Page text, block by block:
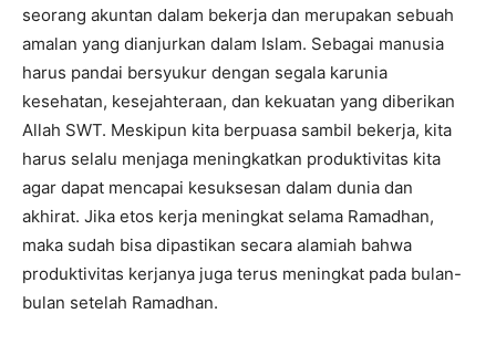
seorang akuntan dalam bekerja dan merupakan sebuah
amalan yang dianjurkan dalam Islam. Sebagai manusia
harus pandai bersyukur dengan segala karunia
kesehatan, kesejahteraan, dan kekuatan yang diberikan
Allah SWT. Meskipun kita berpuasa sambil bekerja, kita
harus selalu menjaga meningkatkan produktivitas kita
agar dapat mencapai kesuksesan dalam dunia dan
akhirat. Jika etos kerja meningkat selama Ramadhan,
maka sudah bisa dipastikan secara alamiah bahwa
produktivitas kerjanya juga terus meningkat pada bulan-
bulan setelah Ramadhan.